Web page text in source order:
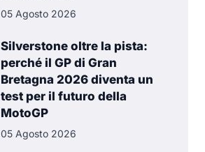
05 Agosto 2026
Silverstone oltre la pista:
perché il GP di Gran
Bretagna 2026 diventa un
test per il futuro della
MotoGP
05 Agosto 2026